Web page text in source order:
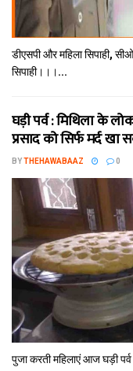
डीएसपी और महिला सिपाही,
सिपाही।।।...
घड़ी पर्व : मिथि‍ला के
प्रसाद को सिर्फ मर्द खा
BYTHEHAWABAAZ 0
पुजा करती महिलाएं आज घड़ी